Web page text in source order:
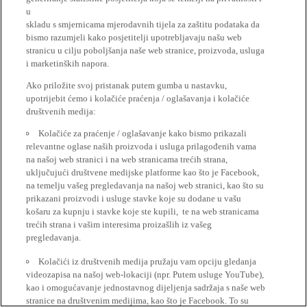
u
skladu s smjernicama mjerodavnih tijela za zaštitu podataka da
bismo razumjeli kako posjetitelji upotrebljavaju našu web
stranicu u cilju poboljšanja naše web stranice, proizvoda, usluga
i marketinških napora.
Ako priložite svoj pristanak putem gumba u nastavku,
upotrijebit ćemo i kolačiće praćenja / oglašavanja i kolačiće
društvenih medija:
Kolačiće za praćenje / oglašavanje kako bismo prikazali
relevantne oglase naših proizvoda i usluga prilagođenih vama
na našoj web stranici i na web stranicama trećih strana,
uključujući društvene medijske platforme kao što je Facebook,
na temelju vašeg pregledavanja na našoj web stranici, kao što su
prikazani proizvodi i usluge stavke koje su dodane u vašu
košaru za kupnju i stavke koje ste kupili, te na web stranicama
trećih strana i vašim interesima proizašlih iz vašeg
pregledavanja.
Kolačići iz društvenih medija pružaju vam opciju gledanja
videozapisa na našoj web-lokaciji (npr. Putem usluge YouTube),
kao i omogućavanje jednostavnog dijeljenja sadržaja s naše web
stranice na društvenim medijima, kao što je Facebook. To su